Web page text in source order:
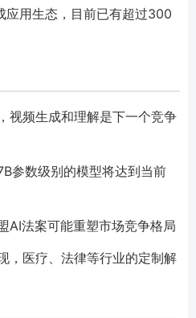
应用生态，目前已有超过300
视频生成和理解是下一个竞争
参数级别的模型将达到当前
AI法案可能重塑市场竞争格局
，医疗、法律等行业的定制解